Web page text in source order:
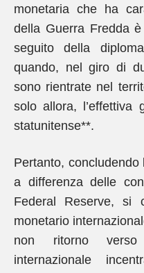
monetaria che ha
della Guerra Fredda
seguito della
quando, nel giro di
sono rientrate nel
solo allora, l’effettiva
statunitense**.
Pertanto, concludendo
a differenza delle
Federal Reserve, si
monetario
non ritorno
internazionale